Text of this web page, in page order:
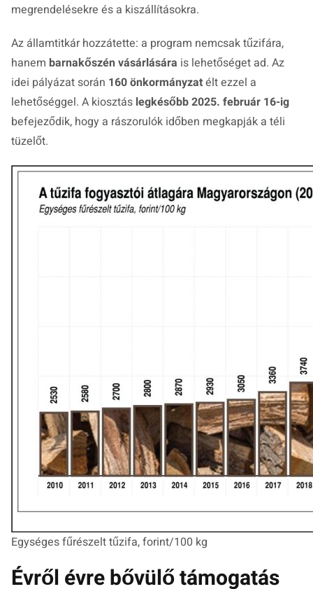
megrendelésekre és a kiszállításokra.
Az államtitkár hozzátette: a program nemcsak tűzifára,
hanem barnakőszén vásárlására is lehetőséget ad. Az
idei pályázat során 160 önkormányzatélt ezzel a
lehetőséggel. A kiosztás legkésőbb 2025. február 16-ig
befejeződik, hogy a rászorulók időben megkapják a téli
tüzelőt.
Egységes fűrészelt tűzifa, forint/100 kg
Évről évre bővülő támogatás